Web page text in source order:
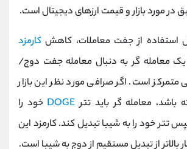
در مورد بازار و قیمت ارزهای دیجیتال است.
استفاده از جفت معاملات، کاهش کارمزد
معامله گر به دنبال معامله جفت دوج/
است. اگر صرافی مورد نظر این بازار
باشد، معامله گر باید تتر DOGE خود را
تتر خود را به شیبا تبدیل کند. کارمزد این
از تبدیل مستقیم از دوج به شیبا است.